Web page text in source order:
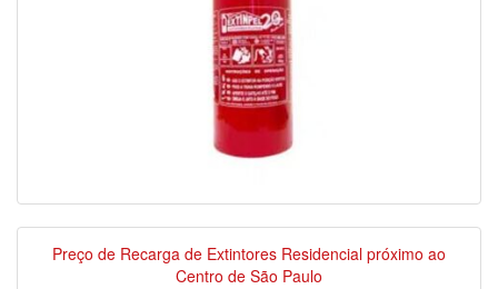
Preço de Recarga de Extintores Residencial próximo ao
Centro de São Paulo